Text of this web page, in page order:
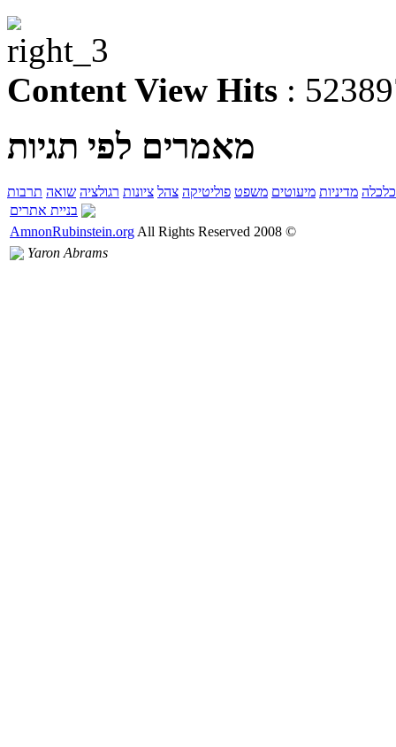
Content View Hits :
מאמרים לפי תגיות
כלכלה מדיניות מיעוטים משפט פוליטיקה צהל ציונות רגולציה שואה תרבות
בניית אתרים
AmnonRubinstein.org All Rights Reserved 2008 ©
Yaron Abrams